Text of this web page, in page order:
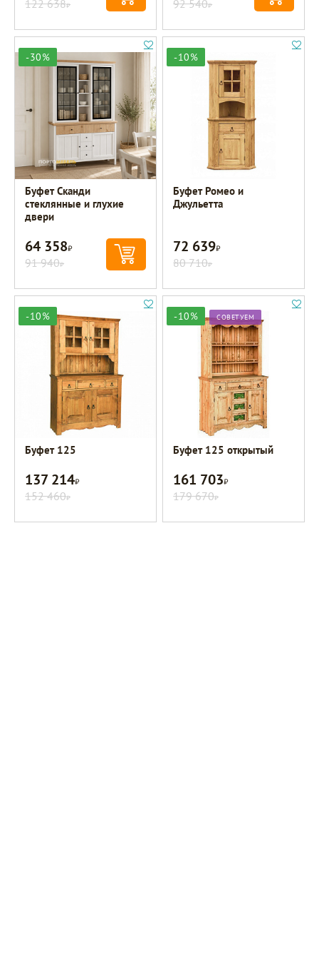
Р Р
-30%
Буфет Сканди
стеклянные и глухие
двери
64 358Р
91 940Р
-10%
Буфет Ромео и
Джульетта
72 639Р
80 710Р
-10%
Буфет 125
137 214Р
152 460Р
-10% СОВЕТУЕМ
Буфет 125 открытый
161 703Р
179 670Р